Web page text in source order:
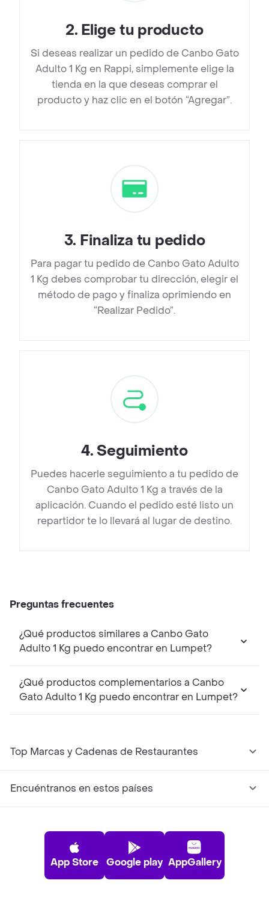
2. Elige tu producto
Si deseas realizar un pedido de Canbo Gato
Adulto 1 Kg en Rappi, simplemente elige la
tienda en la que deseas comprar el
producto y haz clic en el botón “Agregar”.
3. Finaliza tu pedido
Para pagar tu pedido de Canbo Gato Adulto
1 Kg debes comprobar tu dirección, elegir el
método de pago y finaliza oprimiendo en
“Realizar Pedido”.
4. Seguimiento
Puedes hacerle seguimiento a tu pedido de
Canbo Gato Adulto 1 Kg a través de la
aplicación. Cuando el pedido esté listo un
repartidor te lo llevará al lugar de destino.
Preguntas frecuentes
¿Qué productos similares a Canbo Gato
Adulto 1 Kg puedo encontrar en Lumpet?
¿Qué productos complementarios a Canbo
Gato Adulto 1 Kg puedo encontrar en Lumpet?
Top Marcas y Cadenas de Restaurantes
Encuéntranos en estos países
App Store Google play AppGallery